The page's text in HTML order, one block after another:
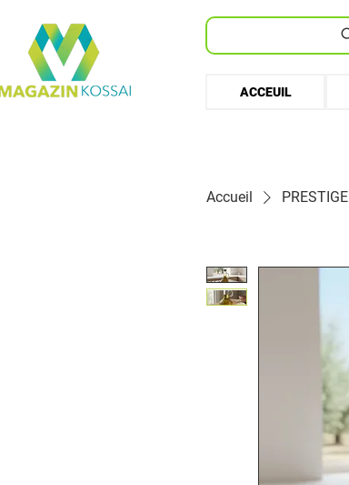
ACCEUIL
Accueil PRESTIGE